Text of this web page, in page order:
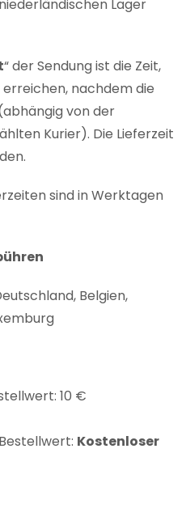
Lager
“ der Sendung ist die Zeit,
nachdem die
von der
Kurier). Die Lieferzeit
sind in Werktagen
Belgien,
10 €
Kostenloser